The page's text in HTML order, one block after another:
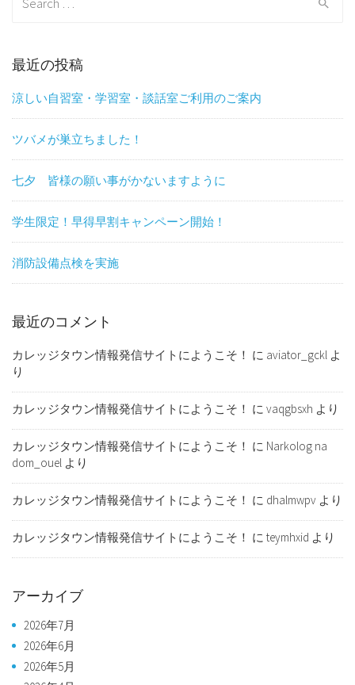
最近の投稿
涼しい自習室・学習室・談話室ご利用のご案内
ツバメが巣立ちました！
七夕 皆様の願い事がかないますように
学生限定！早得早割キャンペーン開始！
消防設備点検を実施
最近のコメント
カレッジタウン情報発信サイトにようこそ！ に aviator_gckl よ
り
カレッジタウン情報発信サイトにようこそ！ に vaqgbsxh より
カレッジタウン情報発信サイトにようこそ！ に Narkolog na
dom_ouel より
カレッジタウン情報発信サイトにようこそ！ に dhalmwpv より
カレッジタウン情報発信サイトにようこそ！ に teymhxid より
アーカイブ
2026年7月
2026年6月
2026年5月